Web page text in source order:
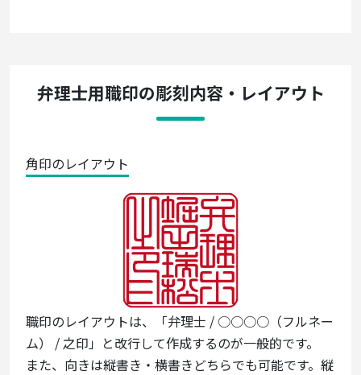
弁理士用職印の彫刻内容・レイアウト
角印のレイアウト
職印のレイアウトは、「弁理士 / ○○○○（フルネー
ム） / 之印」と改行して作成するのが一般的です。
また、向きは縦書き・横書きどちらでも可能です。縦